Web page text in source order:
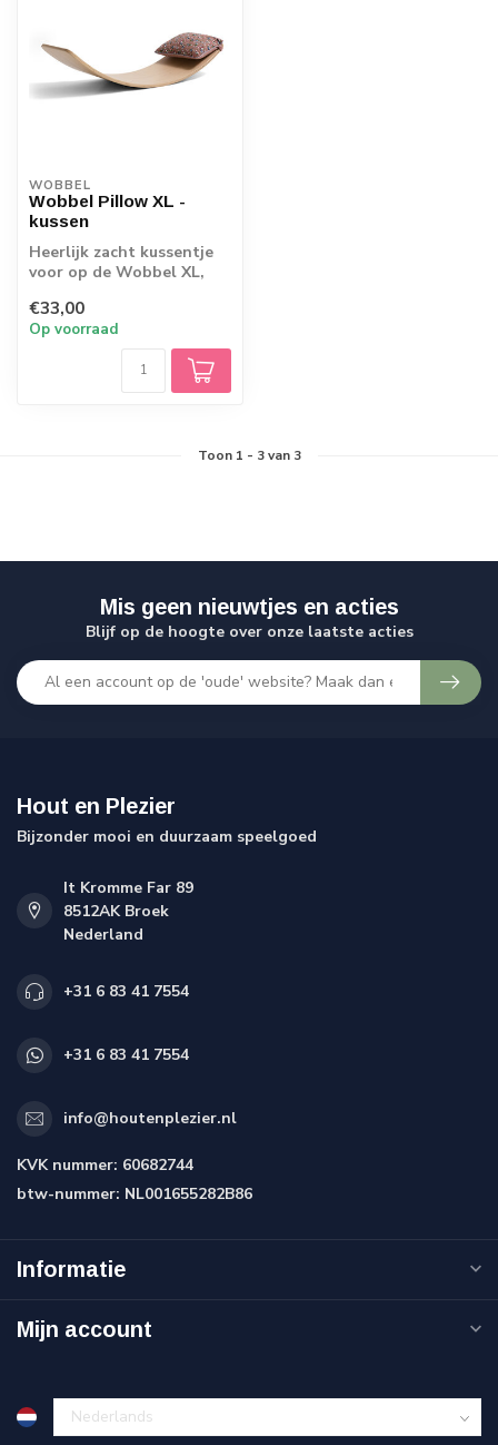
WOBBEL
Wobbel Pillow XL -
kussen
Heerlijk zacht kussentje
voor op de Wobbel XL,
€33,00
Op voorraad
Toon 1 - 3van 3
Mis geen nieuwtjes en acties
Blijf op de hoogte over onze laatste acties
Hout en Plezier
Bijzonder mooi en duurzaam speelgoed
It Kromme Far 89
8512AK Broek
Nederland
+31 6 83 41 7554
+31 6 83 41 7554
info@houtenplezier.nl
KVK nummer: 60682744
btw-nummer: NL001655282B86
Informatie
Mijn account